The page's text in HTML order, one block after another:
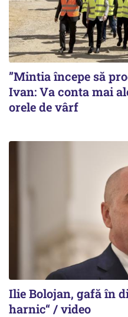
”Mintia începe să
Ivan: Va conta mai
orele de vârf
Ilie Bolojan, gafă în
harnic“ / video